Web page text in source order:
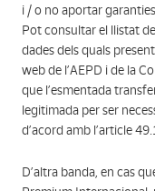
i / o no aportar
Pot consultar el llistat
dades dels quals
web de l’AEPD i de la
que l’esmentada
legitimada per ser
d’acord amb l’article
D’altra banda, en cas